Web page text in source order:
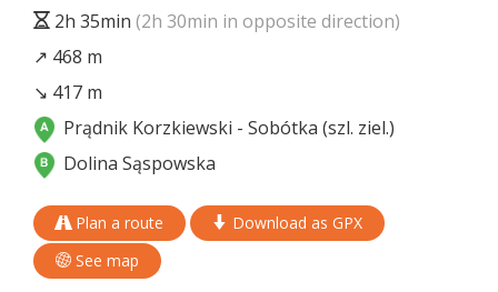
2h 35min (2h 30min in opposite direction)
↗ 468 m
↘ 417 m
Prądnik Korzkiewski - Sobótka (szl. ziel.)
Dolina Sąspowska
Plan a route
Download as GPX
See map